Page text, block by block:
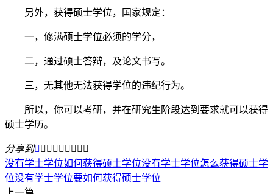
另外，获得硕士学位，国家规定：
一，修满硕士学位必须的学分，
二，通过硕士答辩，及论文书写。
三，无其他无法获得学位的违纪行为。
所以，你可以考研，并在研究生阶段达到要求就可以获得
硕士学历。
分享到        
没有学士学位如何获得硕士学位没有学士学位怎么获得硕士学
位没有学士学位要如何获得硕士学位